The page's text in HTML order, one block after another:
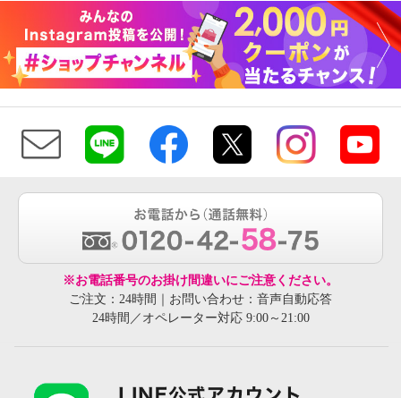
※お電話番号のお掛け間違いにご注意ください。
ご注文：24時間｜お問い合わせ：音声自動応答
24時間／オペレーター対応 9:00～21:00